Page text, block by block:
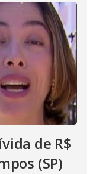
de R$
(SP)